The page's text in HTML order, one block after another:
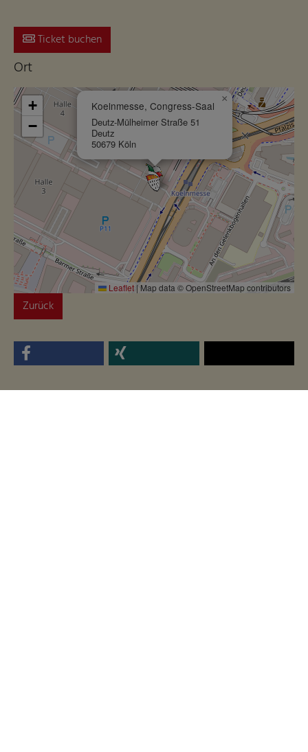
Skip to main content
Ticket buchen
Ort
Koelnmesse, Congress-Saal
Deutz-Mülheimer Straße 51
Deutz
50679 Köln
×
+
−
Leaflet | Map data © OpenStreetMap contributors
Zurück